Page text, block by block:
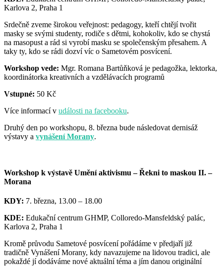
Karlova 2, Praha 1
Srdečně zveme širokou veřejnost: pedagogy, kteří chtějí tvořit
masky se svými studenty, rodiče s dětmi, kohokoliv, kdo se chystá
na masopust a rád si vyrobí masku se společenským přesahem. A
taky ty, kdo se rádi dozví víc o Sametovém posvícení.
Workshop vede: Mgr. Romana Bartůňková je pedagožka, lektorka,
koordinátorka kreativních a vzdělávacích programů
Vstupné: 50 Kč
Více informací v události na facebooku.
Druhý den po workshopu, 8. března bude následovat dernisáž
výstavy a vynášení Morany.
Workshop k výstavě Umění aktivismu – Řekni to maskou II. –
Morana
KDY: 7. března, 13.00 – 18.00
KDE: Edukační centrum GHMP, Colloredo-Mansfeldský palác,
Karlova 2, Praha 1
Kromě průvodu Sametové posvícení pořádáme v předjaří již
tradičně Vynášení Morany, kdy navazujeme na lidovou tradici, ale
pokaždé jí dodáváme nové aktuální téma a jím danou originální